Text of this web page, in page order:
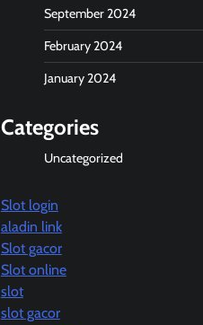
September 2024
February 2024
January 2024
Categories
Uncategorized
Slot login
aladin link
Slot gacor
Slot online
slot
slot gacor